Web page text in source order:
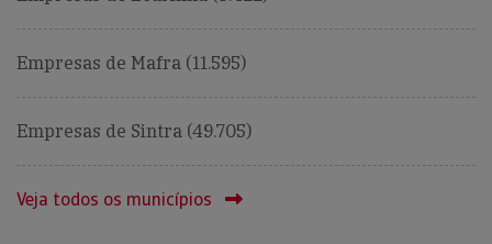
Empresas de Mafra (11.595)
Empresas de Sintra (49.705)
Veja todos os municípios